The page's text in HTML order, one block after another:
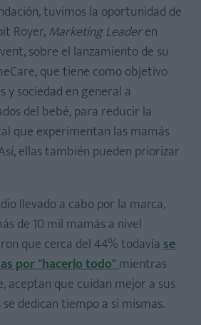
tuvimos la oportunidad de
Royer,Marketing Leaderen
sobre el lanzamiento de su
que tiene como objetivo
y sociedad en general a
del bebé, para reducir la
que experimentan las mamás
ellas también pueden priorizar
llevado a cabo por la marca,
de 10 mil mamás a nivel
que cerca del 44% todavía se
por "hacerlo todo"mientras
aceptan que cuidan mejor a sus
dedican tiempo a sí mismas.